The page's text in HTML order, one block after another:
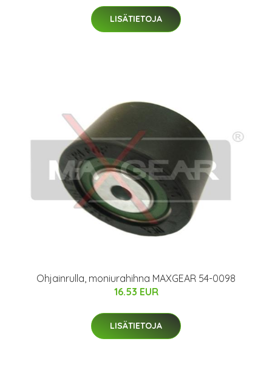
LISÄTIETOJA
Ohjainrulla, moniurahihna MAXGEAR 54-0098
16.53 EUR
LISÄTIETOJA